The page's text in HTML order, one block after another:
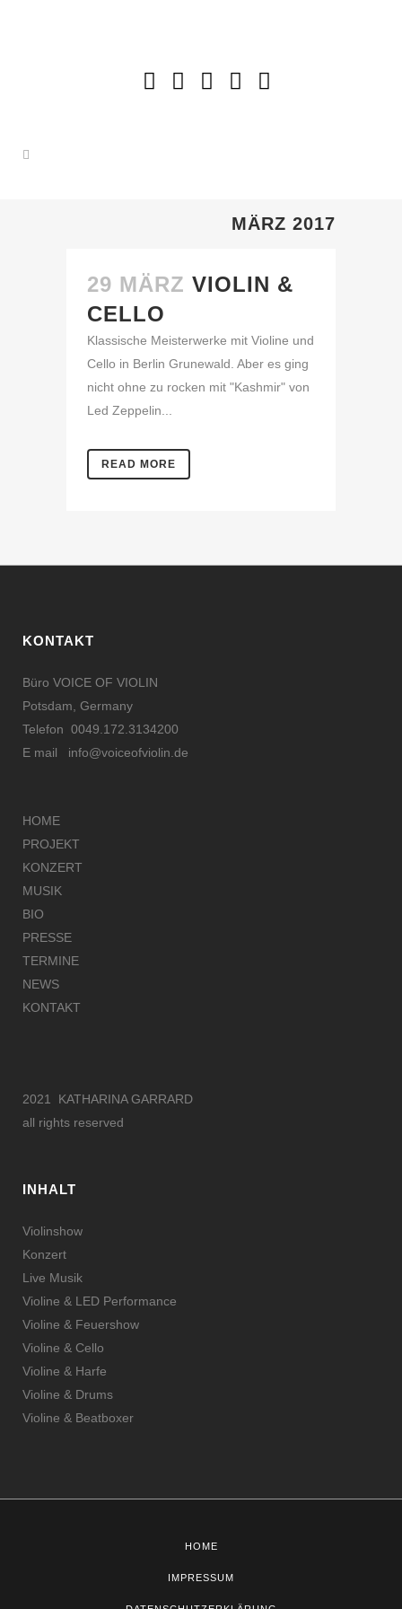
MÄRZ 2017
29 MÄRZ VIOLIN &
CELLO
Klassische Meisterwerke mit Violine und
Cello in Berlin Grunewald. Aber es ging
nicht ohne zu rocken mit "Kashmir" von
Led Zeppelin...
READ MORE
KONTAKT
Büro VOICE OF VIOLIN
Potsdam, Germany
Telefon 0049.172.3134200
E mail info@voiceofviolin.de
HOME
PROJEKT
KONZERT
MUSIK
BIO
PRESSE
TERMINE
NEWS
KONTAKT
2021 KATHARINA GARRARD
all rights reserved
INHALT
Violinshow
Konzert
Live Musik
Violine & LED Performance
Violine & Feuershow
Violine & Cello
Violine & Harfe
Violine & Drums
Violine & Beatboxer
HOME
IMPRESSUM